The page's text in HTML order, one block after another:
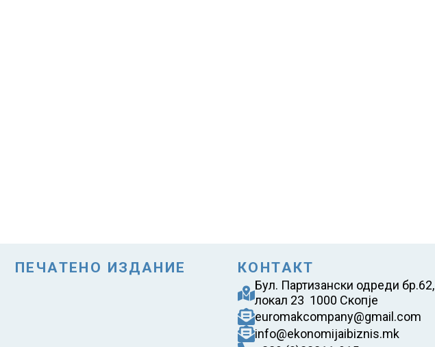
ПЕЧАТЕНО ИЗДАНИЕ КОНТАКТ
Бул. Партизански одреди бр.62,
локал 23 1000 Скопје
euromakcompany@gmail.com
info@ekonomijaibiznis.mk